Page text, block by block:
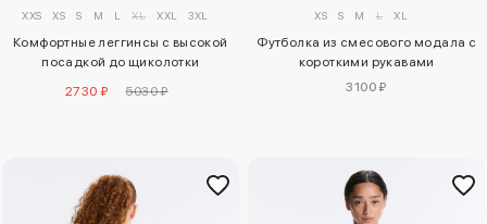
XXS XS S M L XL XXL 3XL
Комфортные леггинсы с высокой
посадкой до щиколотки
2730 ₽ 5030 ₽
XS S M L XL
Футболка из смесового модала с
короткими рукавами
3100 ₽